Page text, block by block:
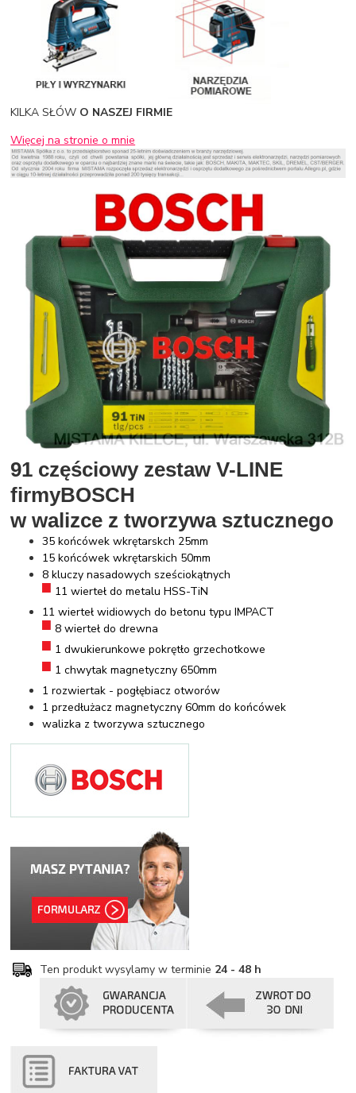
KILKA SŁÓW O NASZEJ FIRMIE
Więcej na stronie o mnie
91 częściowy zestaw V-LINE
firmyBOSCH
w walizce z tworzywa sztucznego
35 końcówek wkrętarskch 25mm
15 końcówek wkrętarskich 50mm
8 kluczy nasadowychsześciokątnych
11 wierteł do metalu HSS-TiN
11 wierteł widiowych do betonu typu IMPACT
8 wierteł do drewna
1 dwukierunkowe pokrętło grzechotkowe
1 chwytak magnetyczny 650mm
1 rozwiertak - pogłębiacz otworów
1 przedłużacz magnetyczny 60mm do końcówek
walizka z tworzywa sztucznego
Ten produkt wysylamy w terminie 24 - 48 h